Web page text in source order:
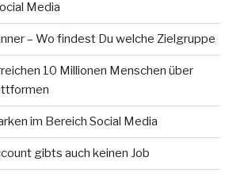
Media
– Wo findest Du welche Zielgruppe
10 Millionen Menschen über
im Bereich Social Media
gibts auch keinen Job